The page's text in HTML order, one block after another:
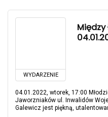
WYDARZENIE
Między
04.01.2022, wtorek, 17:00
Jaworzniaków ul. Inwalidów
Galewicz jest piękną,